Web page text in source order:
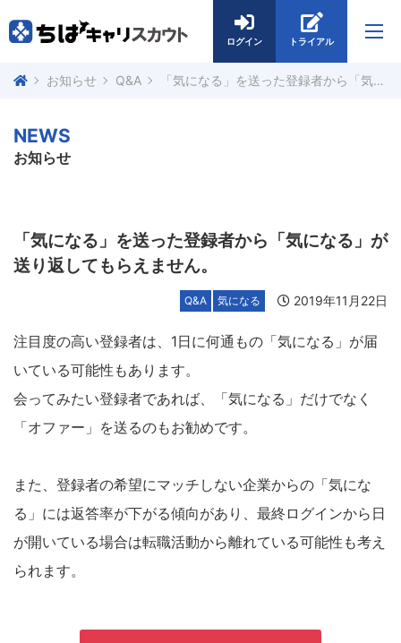
ログイン トライアル
お知らせ Q&A 「気になる」を送った登録者から「気になる」が送り返してもらえません。
NEWS
お知らせ
「気になる」を送った登録者から「気になる」が
送り返してもらえません。
Q&A 気になる 2019年11月22日
注目度の高い登録者は、1日に何通もの「気になる」が届
いている可能性もあります。
会ってみたい登録者であれば、「気になる」だけでなく
「オファー」を送るのもお勧めです。
また、登録者の希望にマッチしない企業からの「気にな
る」には返答率が下がる傾向があり、最終ログインから日
が開いている場合は転職活動から離れている可能性も考え
られます。